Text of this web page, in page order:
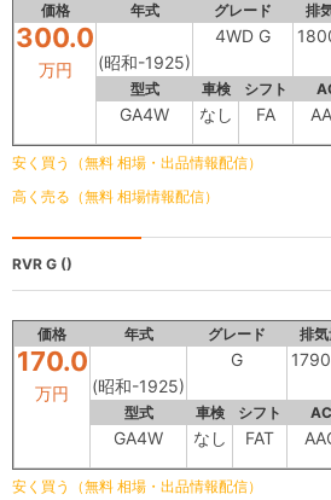
価格 年式 グレード 排
300.0
万円 (昭和-1925)
4WD G
型式 車検 シフト
GA4W なし FA
安く買う（無料 相場・出品情報配信）
高く売る（無料 相場情報配信）
RVR G ()
価格 年式 グレード 排気
170.0
万円 (昭和-1925)
G
型式 車検 シフト AC
GA4W なし FAT
安く買う（無料 相場・出品情報配信）